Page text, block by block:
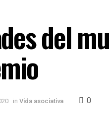
del
in Vida asociativa 0